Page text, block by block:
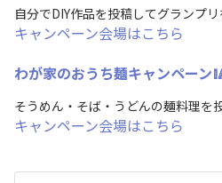
自分でDIY作品を投稿してグランプリ
キャンペーン会場はこちら
わが家のおうち麺キャンペーン
そうめん・そば・うどんの麺料理を
キャンペーン会場はこちら